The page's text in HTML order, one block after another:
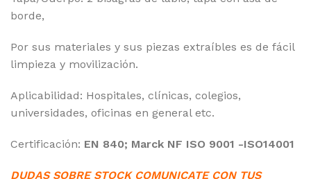
borde,
Por sus materiales y sus piezas extraíbles es de fácil
limpieza y movilización.
Aplicabilidad: Hospitales, clínicas, colegios,
universidades, oficinas en general etc.
Certificación: EN 840; Marck NF ISO 9001 -ISO14001
DUDAS SOBRE STOCK COMUNICATE CON TUS